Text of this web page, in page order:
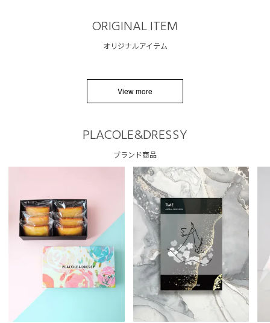
ORIGINAL ITEM
オリジナルアイテム
View more
PLACOLE&DRESSY
ブランド商品